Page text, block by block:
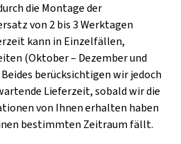
die Montage der
von 2 bis 3 Werktagen
kann in Einzelfällen,
(Oktober – Dezember und
berücksichtigen wir jedoch
Lieferzeit, sobald wir die
von Ihnen erhalten haben
bestimmten Zeitraum fällt.